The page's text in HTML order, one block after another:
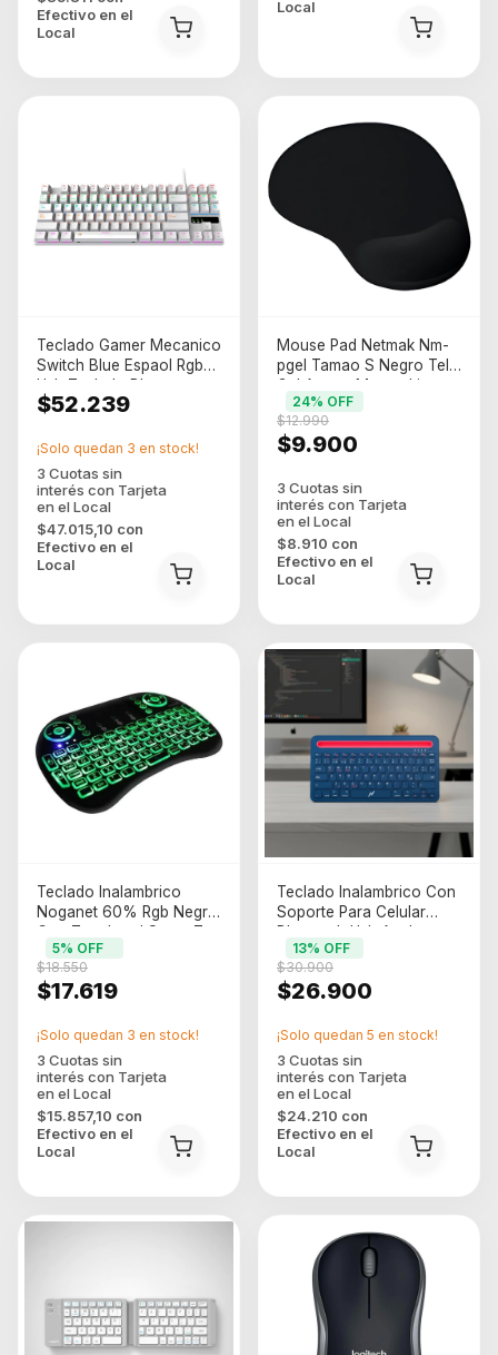
Efectivo en el
Local
Local
Teclado Gamer Mecanico
Switch Blue Espaol Rgb
Usb Teclado Blanco
Idioma Espaol
Nm-skill
$52.239
$47.015,10 con
Efectivo en el
Local
¡Solo quedan 3 en stock!
Mouse Pad Netmak Nm-
pgel Tamao S Negro Tela
Gel Apoya Mueca Liso
$9.900
$12.990
24% OFF
$8.910 con
Efectivo en el
Local
Teclado Inalambrico
Noganet 60% Rgb Negro
Con Touchpad Smart Tv
Pc Ingles Us
$17.619
$18.550
5% OFF
$15.857,10 con
Efectivo en el
Local
¡Solo quedan 3 en stock!
Teclado Inalambrico Con
Soporte Para Celular
Bluetooth Usb Azul
Espaol Espaa
$26.900
$30.900
13% OFF
$24.210 con
Efectivo en el
Local
¡Solo quedan 5 en stock!